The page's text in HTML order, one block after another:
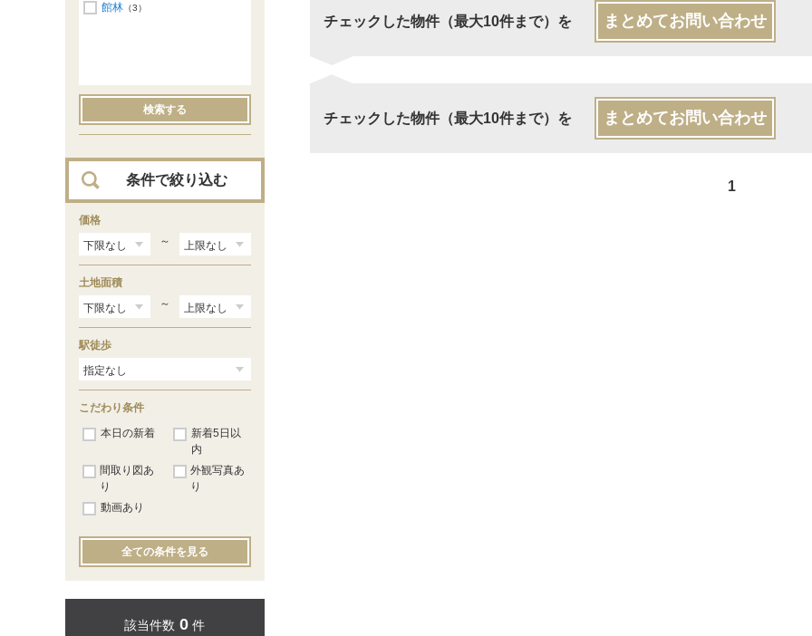
チェックした物件（最大10件まで）を まとめてお問い合わせ
チェックした物件（最大10件まで）を まとめてお問い合わせ
1
館林 （3）
検索する
条件で絞り込む
価格
～
土地面積
～
駅徒歩
こだわり条件
本日の新着
新着5日以
内
間取り図あ
り
外観写真あ
り
動画あり
全ての条件を見る
該当件数 0 件